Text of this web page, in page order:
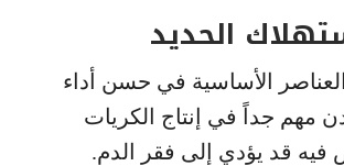
الأساسية في حسن أداء
مهم جداً في إنتاج الكريات
فيه قد يؤدي إلى فقر الدم.